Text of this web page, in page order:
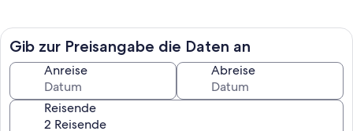
Gib zur Preisangabe die Daten an
Anreise Abreise
Reisende